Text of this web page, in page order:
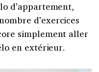
d’appartement,
d’exercices
simplement aller
en extérieur.